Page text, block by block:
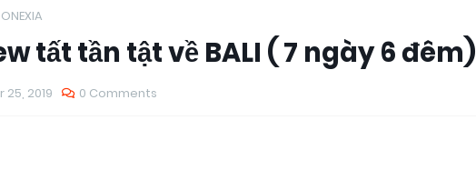
tất tần tật về BALI ( 7 ngày 6 đêm)
2019 0 Comments